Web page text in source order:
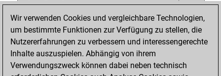
Matt auf vollem Brett
0
Bauer setzt Matt
0
Erstickte Matts
Wir verwenden Cookies und vergleichbare Technologien,
um bestimmte Funktionen zur Verfügung zu stellen, die
Nutzererfahrungen zu verbessern und interessengerechte
Inhalte auszuspielen. Abhängig von ihrem
Verwendungszweck können dabei neben technisch